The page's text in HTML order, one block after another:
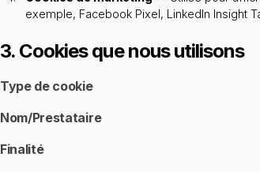
exemple, Facebook Pixel, LinkedIn Insight
3. Cookies que nous utilisons
Type de cookie
Nom/Prestataire
Finalité